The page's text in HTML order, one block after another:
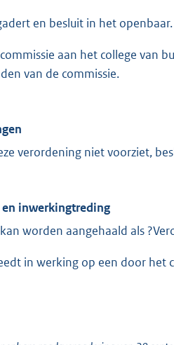
en besluit in het openbaar.
aan het college van
van de commissie.
verordening niet voorziet,
inwerkingtreding
worden aangehaald als
in werking op een door het